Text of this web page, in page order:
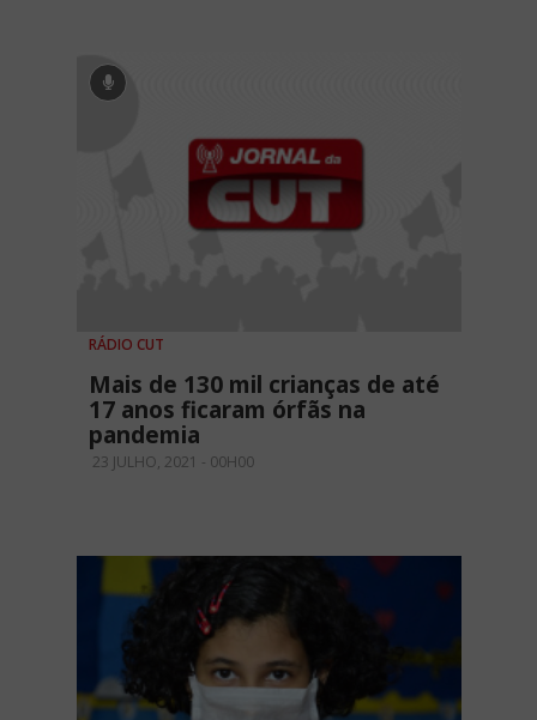
RÁDIO CUT
Mais de 130 mil crianças de até
17 anos ficaram órfãs na
pandemia
23 JULHO, 2021 - 00H00